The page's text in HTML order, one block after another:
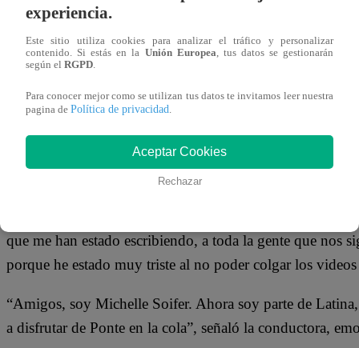
Latina Televisión
Cola’
programación de Latina, Eric Jurgensen, quien
programa en óptimas condiciones.
que me han estado escribiendo, a toda la gente que nos
porque he estado muy triste al no poder colgar los videos
“Amigos, soy Michelle Soifer. Ahora soy parte de
a disfrutar de Ponte en la cola”, señaló la conductora,
experiencia.
Este sitio utiliza cookies para analizar el tráfico y personalizar
contenido. Si estás en la Unión Europea , tus datos se gestionarán
según el RGPD
Para conocer mejor como se utilizan tus datos te invitamos leer nuestra
pagina de Política de privacidad
Aceptar Cookies
Rechazar